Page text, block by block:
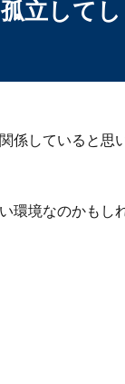
にできること
目する点
立してし
係していると思
環境なのかもし